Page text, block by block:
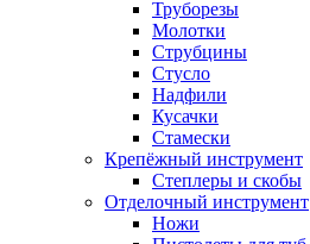
Труборезы
Молотки
Струбцины
Стусло
Надфили
Кусачки
Стамески
Крепёжный инструмент
Степлеры и скобы
Отделочный инструмент
Ножи